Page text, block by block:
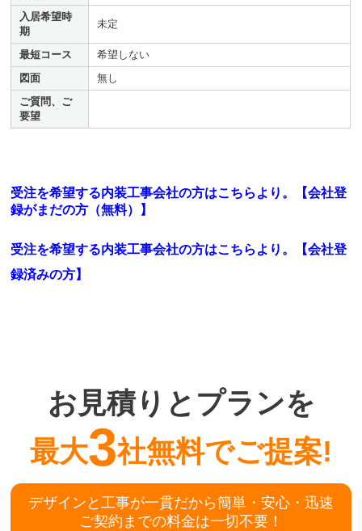
入居希望時
期
未定
最短コース
希望しない
図面
無し
ご質問、ご
要望
受注を希望する内装工事会社の方はこちらより。【会社登
録がまだの方（無料）】
受注を希望する内装工事会社の方はこちらより。
【会社登
録済みの方】
お見積りとプランを
最大3社無料でご提案!
デザインと工事が一貫だから簡単・安心・迅速
ご契約までの料金は一切不要！